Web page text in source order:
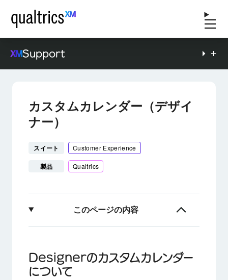
Support
カスタムカレンダー（デザイ
ナー）
スイート Customer Experience
製品 Qualtrics
このページの内容
カレンダーへの移動
デフォルトカレンダー
Designerのカスタムカレンダー
について